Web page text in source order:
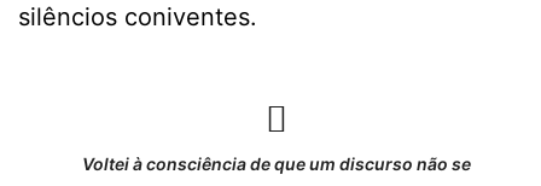
silêncios coniventes.
Voltei à consciência de que um discurso não se